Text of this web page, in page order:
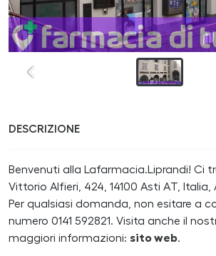
DESCRIZIONE
Benvenuti alla Lafarmacia.Liprandi! Ci
Vittorio Alfieri, 424, 14100 Asti AT, Italia,
Per qualsiasi domanda, non esitare a
numero 0141 592821. Visita anche il
maggiori informazioni: sito web.